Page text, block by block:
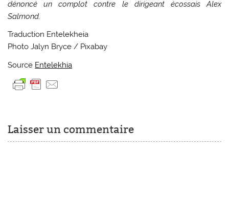
dénoncé un complot contre le dirigeant écossais Alex
Salmond.
Traduction Entelekheia
Photo Jalyn Bryce / Pixabay
Source Entelekhia
Laisser un commentaire